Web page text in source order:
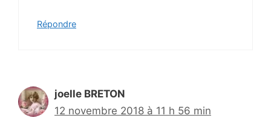
Répondre
joelle BRETON
12 novembre 2018 à 11 h 56 min